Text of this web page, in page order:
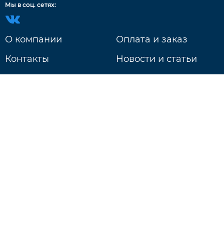
Мы в соц. сетях:
О компании
Контакты
Оплата и заказ
Новости и статьи